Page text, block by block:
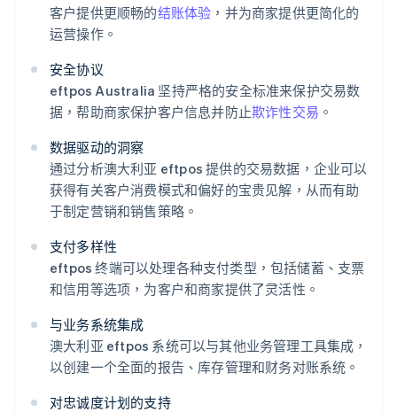
客户提供更顺畅的结账体验 ，并为商家提供更简化的
运营操作。
安全协议
eftpos Australia 坚持严格的安全标准来保护交易数
据，帮助商家保护客户信息并防止欺诈性交易 。
数据驱动的洞察
通过分析澳大利亚 eftpos 提供的交易数据，企业可以
获得有关客户消费模式和偏好的宝贵见解，从而有助
于制定营销和销售策略。
支付多样性
eftpos 终端可以处理各种支付类型，包括储蓄、支票
和信用等选项，为客户和商家提供了灵活性。
与业务系统集成
澳大利亚 eftpos 系统可以与其他业务管理工具集成，
以创建一个全面的报告、库存管理和财务对账系统。
对忠诚度计划的支持